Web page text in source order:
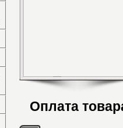
Оплата